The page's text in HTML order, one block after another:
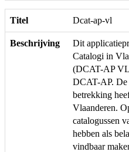
Titel Dcat-ap-vl
Beschrijving
Dit
Catalogi in
(DCAT-AP
DCAT-AP. De
betrekking
Vlaanderen.
catalogussen
hebben als
vindbaar